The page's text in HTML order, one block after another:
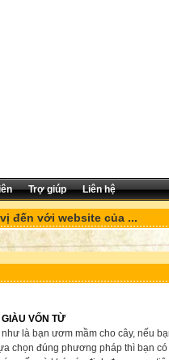
Trợ giúp Liên hệ
đến với website của ...
VỐN TỪ
là bạn ươm mầm cho cây, nếu
chọn đúng phương pháp thì bạn có